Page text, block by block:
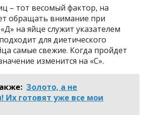
– тот весомый фактор, на
обращать внимание при
на яйце служит указателем
для диетического
самые свежие. Когда пройдет
изменится на «С».
Золото, а не
Их готовят уже все мои